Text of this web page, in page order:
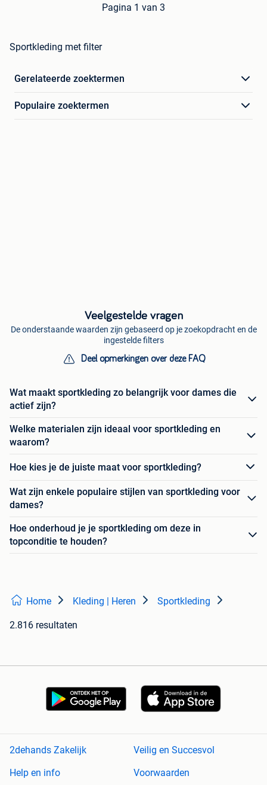
Pagina 1 van 3
Sportkleding met filter
Gerelateerde zoektermen
Populaire zoektermen
Veelgestelde vragen
De onderstaande waarden zijn gebaseerd op je zoekopdracht en de
ingestelde filters
Deel opmerkingen over deze FAQ
Wat maakt sportkleding zo belangrijk voor dames die
actief zijn?
Welke materialen zijn ideaal voor sportkleding en
waarom?
Hoe kies je de juiste maat voor sportkleding?
Wat zijn enkele populaire stijlen van sportkleding voor
dames?
Hoe onderhoud je je sportkleding om deze in
topconditie te houden?
Home Kleding | Heren Sportkleding
2.816 resultaten
2dehands Zakelijk
Veilig en Succesvol
Help en info
Voorwaarden